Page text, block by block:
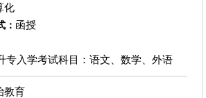
化
： 函授
专入学考试科目：语文、数学、外语
教育